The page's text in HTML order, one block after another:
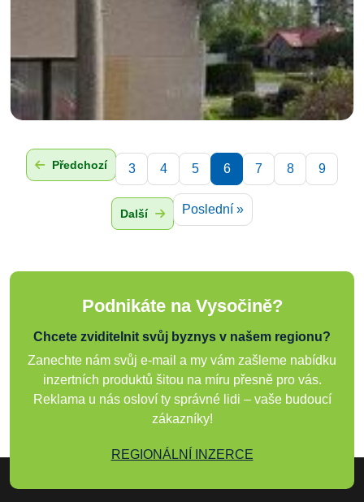
Předchozí 3 4 5 6 7 8 9
Další Poslední »
Podnikáte na Vysočině?
Chcete zviditelnit svůj byznys v našem regionu?
Zanechte nám svůj e-mail a my vám zašleme nabídku
inzertních produktů šitou na míru přesně pro vás.
Reklama u nás osloví ty správné lidi – vaše budoucí
zákazníky!
REGIONÁLNÍ INZERCE